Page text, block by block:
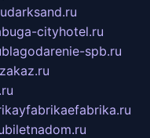
darksand.ru
cityhotel.ru
blagodarenie-spb.ru
biletnadom.ru